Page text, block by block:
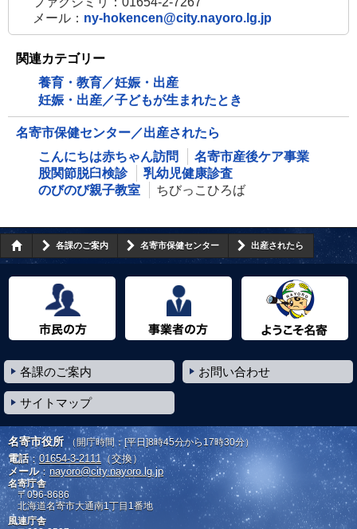
メール： ny-hokencen@city.nayoro.lg.jp
関連カテゴリー
養育・教育／妊娠・出産
妊娠・出産／子どもが生まれたとき
名寄市保健センター／出産されたら
こんにちは赤ちゃん訪問
名寄市産後ケア事業
股関節脱臼検診
乳幼児健康診査
のびのび親子教室
ちびっこひろば
各課のご案内 名寄市保健センター 出産されたら
各課のご案内 お問い合わせ
サイトマップ
名寄市役所 （開庁時間：[平日]8時45分から17時30分）
電話：01654-3-2111 （交換）
メール： nayoro@city.nayoro.lg.jp
名寄庁舎
〒096-8686
北海道名寄市大通南1丁目1番地
風連庁舎